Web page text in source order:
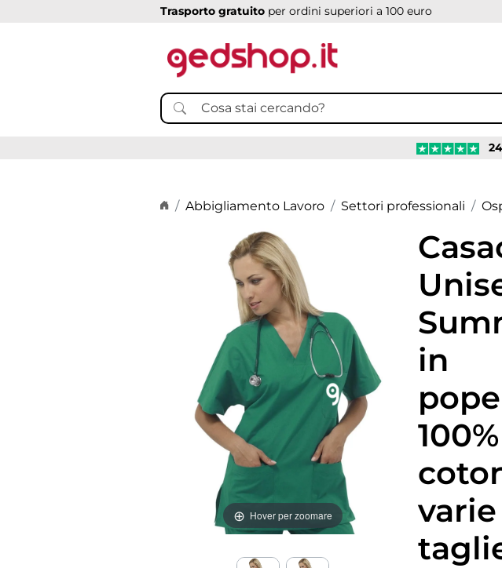
Trasporto gratuito per ordini superiori a 100 euro
Home page
Abbigliamento Lavoro Settori professionali
Hover per zoomare
in
100%
varie